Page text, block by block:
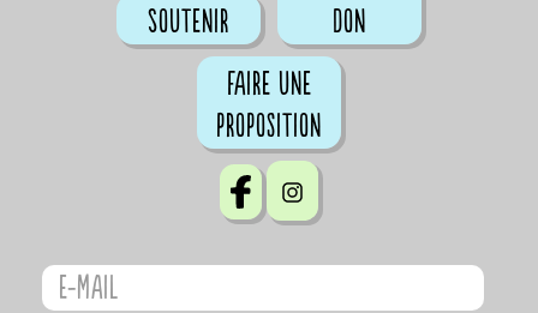
Soutenir
don
Faire une
proposition